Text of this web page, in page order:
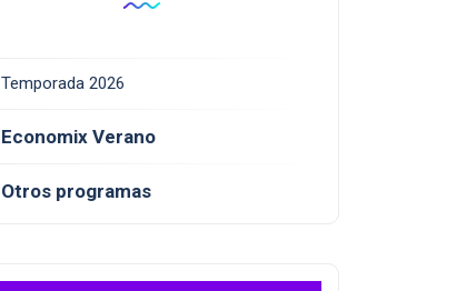
Temporada 2026
Economix Verano
Otros programas